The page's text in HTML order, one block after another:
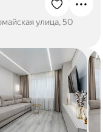
улица, 50